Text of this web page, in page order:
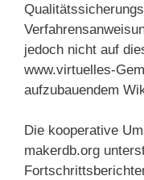
jedoch nicht auf
www.virtuelles-
aufzubauendem
Die kooperative
makerdb.org